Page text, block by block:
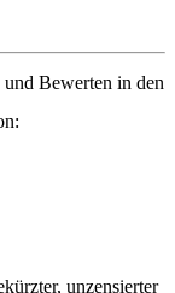
Bewerten in den
unzensierter